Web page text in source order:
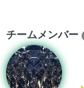
チームメンバー